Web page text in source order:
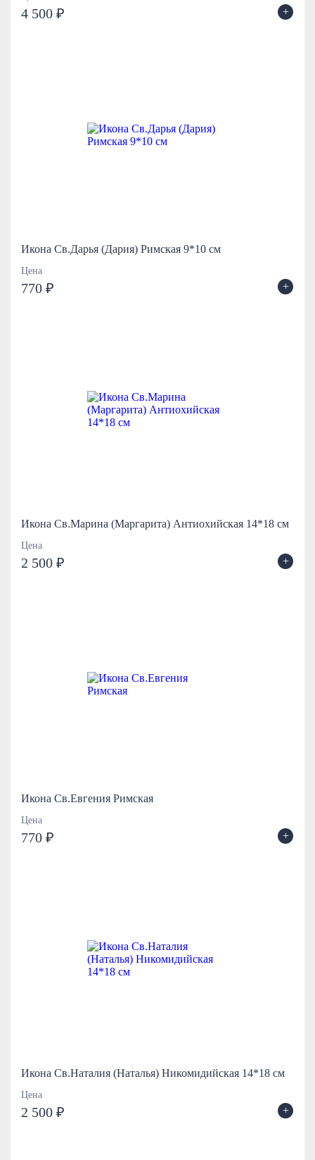
4 500 ₽ +
Икона Св.Дарья (Дария) Римская 9*10 см
Цена
770 ₽ +
Икона Св.Марина (Маргарита) Антиохийская 14*18 см
Цена
2 500 ₽ +
Икона Св.Евгения Римская
Цена
770 ₽ +
Икона Св.Наталия (Наталья) Никомидийская 14*18 см
Цена
2 500 ₽ +